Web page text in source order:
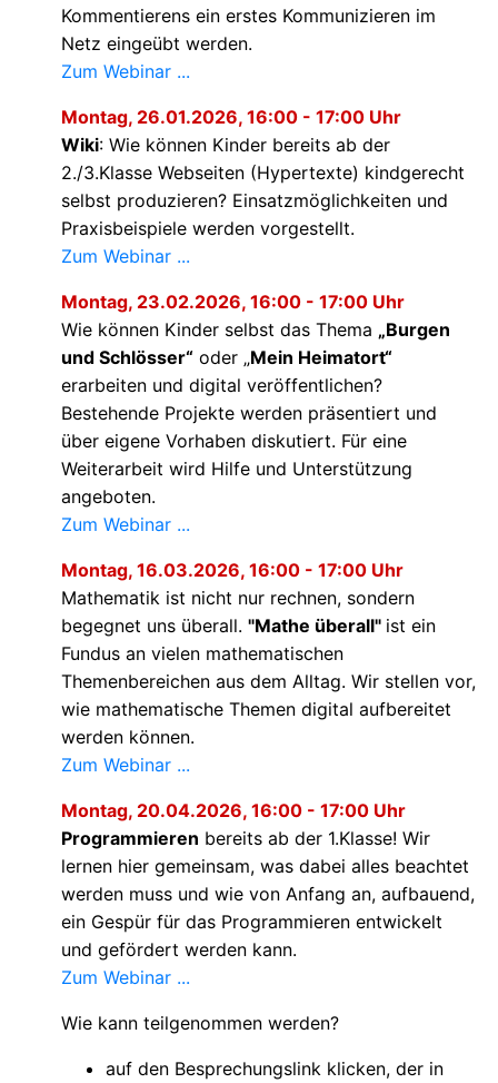
Kommentierens ein erstes Kommunizieren im
Netz eingeübt werden.
Zum Webinar ...
Montag, 26.01.2026, 16:00 - 17:00 Uhr
Wiki: Wie können Kinder bereits ab der
2./3.Klasse Webseiten (Hypertexte) kindgerecht
selbst produzieren? Einsatzmöglichkeiten und
Praxisbeispiele werden vorgestellt.
Zum Webinar ...
Montag, 23.02.2026, 16:00 - 17:00 Uhr
Wie können Kinder selbst das Thema Burgen
und Schlösser“ oderMein Heimatort“
erarbeiten und digital veröffentlichen?
Bestehende Projekte werden präsentiert und
über eigene Vorhaben diskutiert. Für eine
Weiterarbeit wird Hilfe und Unterstützung
angeboten.
Zum Webinar ...
Montag, 16.03.2026, 16:00 - 17:00 Uhr
Mathematik ist nicht nur rechnen, sondern
begegnet uns überall. "Mathe überall" ist ein
Fundus an vielen mathematischen
Themenbereichen aus dem Alltag. Wir stellen vor,
wie mathematische Themen digital aufbereitet
werden können.
Zum Webinar ...
Montag, 20.04.2026, 16:00 - 17:00 Uhr
Programmieren bereits ab der 1.Klasse! Wir
lernen hier gemeinsam, was dabei alles beachtet
werden muss und wie von Anfang an, aufbauend,
ein Gespür für das Programmieren entwickelt
und gefördert werden kann.
Zum Webinar ...
Wie kann teilgenommen werden?
auf den Besprechungslink klicken, der in